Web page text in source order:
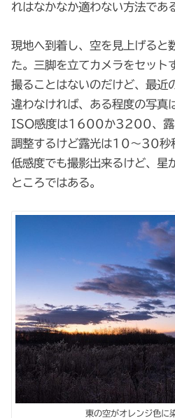
れはなかなか適わない方法であ
現地へ到着し、空を見上げると
た。三脚を立てカメラをセット
撮ることはないのだけど、最近
違わなければ、ある程度の写真
ISO感度は1600か3200、露
調整するけど露光は10～30秒
低感度でも撮影出来るけど、星
ところではある。
東の空がオレンジ色に